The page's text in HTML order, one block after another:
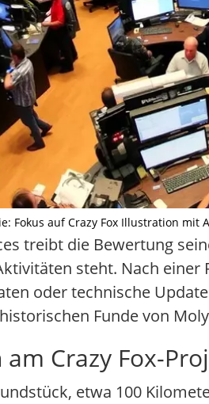
Fokus auf Crazy Fox Illustration
treibt die Bewertung
steht. Nach
oder technische
Funde von
Crazy Fox-
etwa 100